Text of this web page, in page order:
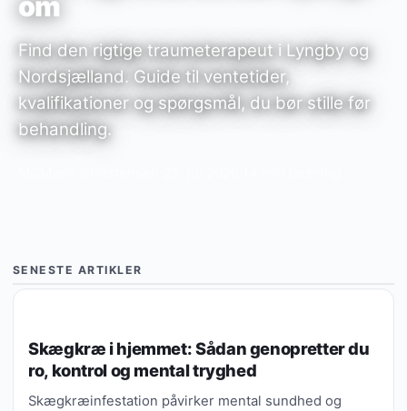
Find den rigtige traumeterapeut i Lyngby og
Nordsjælland. Guide til ventetider,
kvalifikationer og spørgsmål, du bør stille før
behandling.
SENESTE ARTIKLER
Skægkræ i hjemmet: Sådan genopretter du
ro, kontrol og mental tryghed
Skægkræinfestation påvirker mental sundhed og